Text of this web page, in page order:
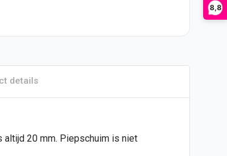
8,8
details
altijd 20 mm. Piepschuim is niet